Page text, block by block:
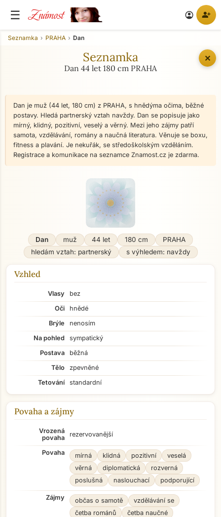
☰ Známost account_circle person_add
✕
Seznamka PRAHA Dan
Seznamka
Dan 44 let 180 cm PRAHA
Dan je muž (44 let, 180 cm) z PRAHA, s hnědýma očima, běžné
postavy. Hledá partnerský vztah navždy. Dan se popisuje jako
mírný, klidný, pozitivní, veselý a věrný. Mezi jeho zájmy patří
samota, vzdělávání, romány a naučná literatura. Věnuje se boxu,
fitness a plavání. Je nekuřák, se středoškolským vzděláním.
Registrace a komunikace na seznamce Znamost.cz je zdarma.
Dan muž 44 let 180 cm
PRAHA
hledám vztah: partnerský
s výhledem: navždy
Vzhled
Vlasy
bez
Oči
hnědé
Brýle
nenosím
Na pohled
sympatický
Postava
běžná
Tělo
zpevněné
Tetování
standardní
Povaha a zájmy
Vrozená
povaha
rezervovanější
Povaha mírná klidná pozitivní
veselá
věrná
diplomatická
rozverná
poslušná
naslouchací podporující
Zájmy občas o samotě
vzdělávání se
četba románů
četba naučné